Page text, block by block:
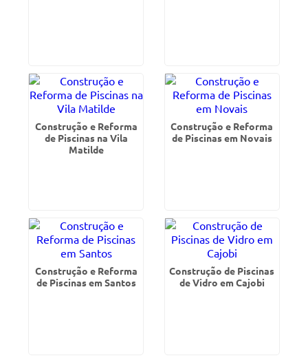
Construção e Reforma
de Piscinas na Vila
Matilde
Construção e Reforma
de Piscinas em Novais
Construção e Reforma
de Piscinas em Santos
Construção de Piscinas
de Vidro em Cajobi